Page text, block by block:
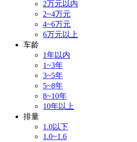
2万元以内
2~4万元
4~6万元
6万元以上
车龄
1年以内
1~3年
3~5年
5~8年
8~10年
10年以上
排量
1.0以下
1.0~1.6